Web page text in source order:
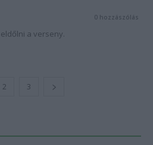
0 hozzászólás
a verseny.
2 3